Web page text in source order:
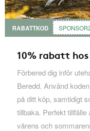
RABATTKOD
10% rabatt
Förbered dig inför
Beredd. Använd
på ditt köp, samtidigt
tillbaka. Perfekt
vårens och